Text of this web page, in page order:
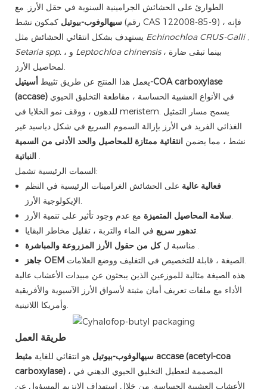
الطوارئ على الحشائش الجرامينية السنوية في حقل الأرز. مع
سيهالوفوب-بيوتيل كمكون نشط (رقم CAS 122008-85-9) ، فإنه
Echinochloa CRUS-Galli ,
Setaria spp.
Leptochloa chinensis ، بينما تبقى ضارة
لمحاصيل الأرز.
يعمل هذا المنتج عن طريق تثبيط أسيتيل-COA carboxylase
(accase) في الأنواع العشبية الحساسة ، مقاطعة التخليق الحيوي
للدهون ، ووقف نمو الخلايا في meristem. يسمح مسار التمثيل
الغذائي الفريد في الأرز بإزالة السموم السريع في شكل دياسيد غير
نشط ، مما يضمن انتقائية ممتازة للمحاصيل والحد الأدنى من السمية
.
السمات الرئيسية تشمل:
فعالية عالية على الحشائش الغرامينات الرئيسية في النظم
الإيكولوجية الأرز.
سلامة المحاصيل المتميزةمع عدم وجود تأثير على تنمية الأرز.
تدهور سريعفي الماء والتربة ، تقليل مخاطر البقايا.
مناسبة ل .
جاهز OEM
الصيغة ، قابلة للتخصيص في التغليف ووضع العلامات.
هذه الصيغة مثالية للموزعين الذين يبحثون عن مبيدات الأعشاب عالية
الأداء مع ملفات تعريف أمان مثبتة لأسواق الأرز الآسيوية والأفريقية
وأمريكا اللاتينية.
طريقة العمل
سيهالوفوب-بيوتيل هو انتقائي للغاية مثبط accase (acetyl-coa
carboxylase) ، المصممة لتعطيل التخليق الحيوي الدهني في
الأعشاب العشبية الحساسة. من خلال استهداف الإنزيم المسؤول عن